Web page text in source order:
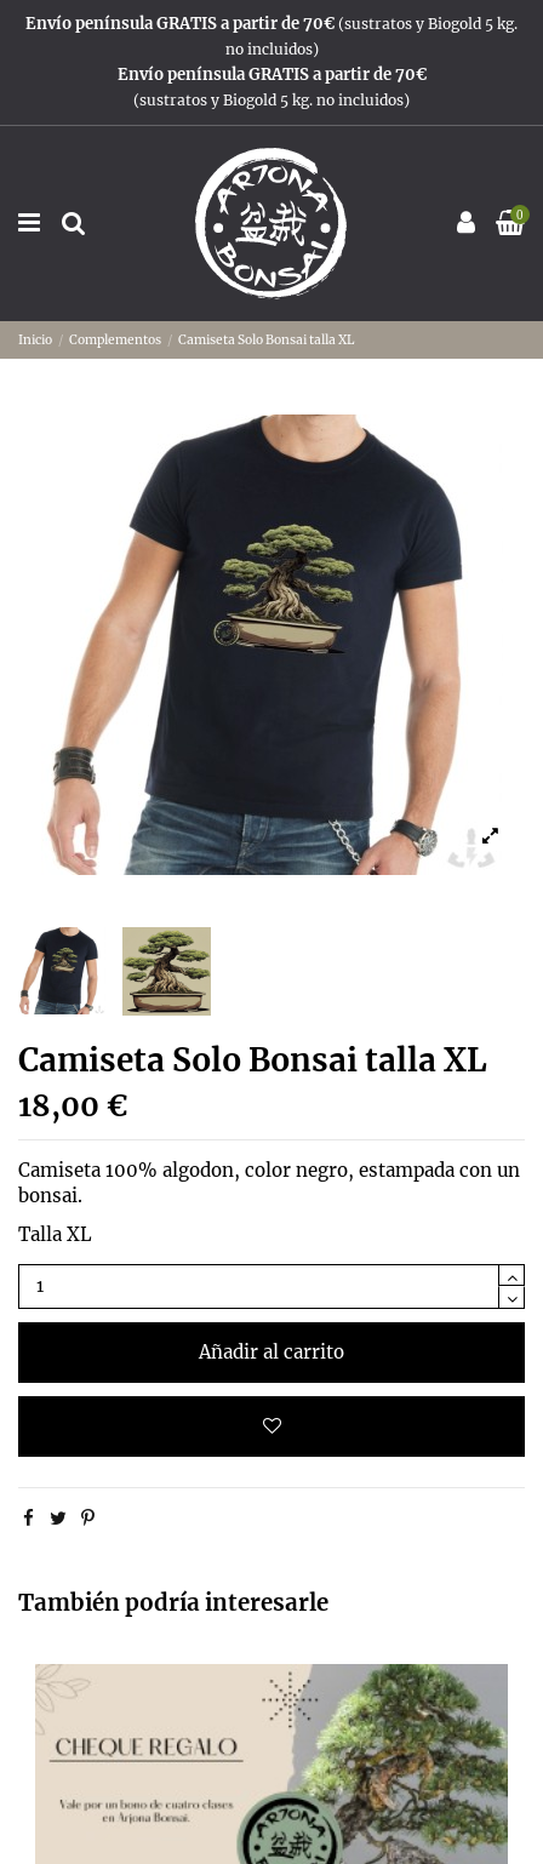
Envío península GRATIS a partir de 70€ (sustratos y Biogold 5 kg.
no incluidos)
Envío península GRATIS a partir de 70€
(sustratos y Biogold 5 kg. no incluidos)
0
Inicio Complementos Camiseta Solo Bonsai talla XL
Camiseta Solo Bonsai talla XL
18,00 €
Camiseta 100% algodon, color negro, estampada con un
bonsai.
Talla XL
Añadir al carrito
También podría interesarle